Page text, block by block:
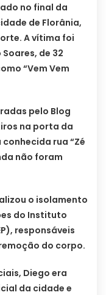
no final da
de Florânia,
A vítima foi
de 32
“Vem Vem
pelo Blog
na porta da
rua “Zé
não foram
o isolamento
do Instituto
responsáveis
do corpo.
Diego era
da cidade e